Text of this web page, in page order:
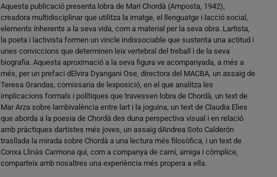
Aquesta publicació presenta lobra de Mari Chordà (Amposta, 1942),
creadora multidisciplinar que utilitza la imatge, el llenguatge i lacció social,
elements inherents a la seva vida, com a material per la seva obra. Lartista,
la poeta i lactivista formen un vincle indissociable que sustenta una actitud i
unes conviccions que determinen leix vertebral del treball i de la seva
biografia. Aquesta aproximació a la seva figura ve acompanyada, a més a
més, per un prefaci dElvira Dyangani Ose, directora del MACBA, un assaig de
Teresa Grandas, comissaria de lexposició, en el que analitza les
implicacions formals i polítiques que travessen lobra de Chordà, un text de
Mar Arza sobre lambivalència entre lart i la joguina, un text de Claudia Elies
que aborda a la poesia de Chordà des duna perspectiva visual i en relació
amb pràctiques dartistes més joves, un assaig dAndrea Soto Calderón
trasllada la mirada sobre Chordà a una lectura més filosòfica, i un text de
Conxa Llinàs Carmona qui, com a companya de camí, amiga i còmplice,
comparteix amb nosaltres una experiència més propera a ella.